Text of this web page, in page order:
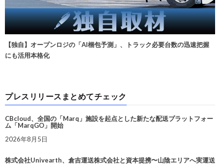
【独自】オープンロジの「AI梱包予測」、トラック必要台数の迅速把握
にも活用本格化
プレスリリースまとめてチェック
CBcloud、全国の「Marq」施設を起点とした新たな配送プラットフォー
ム「MarqGO」開始
2026年8月5日
株式会社Univearth、倉吉運送株式会社と資本提携〜山陰エリアへ実運送